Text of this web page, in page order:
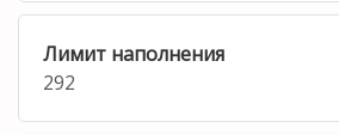
Лимит наполнения
292